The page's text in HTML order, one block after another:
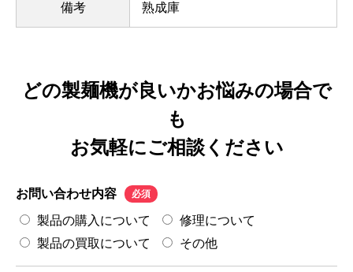
備考 熟成庫
どの製麺機が良いかお悩みの場合で
も
お気軽にご相談ください
お問い合わせ内容 必須
製品の購入について
修理について
製品の買取について
その他